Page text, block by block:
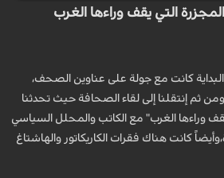
التي يقف وراءها الغرب
كانت مع جولة على عناوين الصحف،
ومن ثم إنتقلنا إلى لقاء الصحافة حيث تحدثنا
وراءها الغرب" مع الكاتب والمحلل السياسي
كانت هناك فقرات الكاريكاتور والهاشتاغ